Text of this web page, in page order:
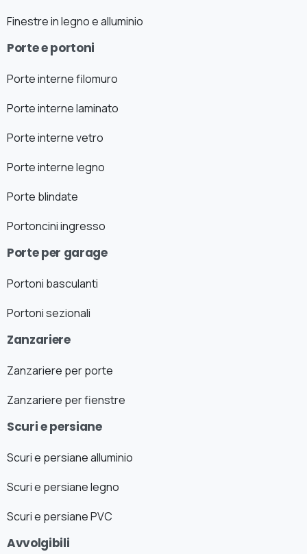
Finestre in legno e alluminio
Porte e portoni
Porte interne filomuro
Porte interne laminato
Porte interne vetro
Porte interne legno
Porte blindate
Portoncini ingresso
Porte per garage
Portoni basculanti
Portoni sezionali
Zanzariere
Zanzariere per porte
Zanzariere per fienstre
Scuri e persiane
Scuri e persiane alluminio
Scuri e persiane legno
Scuri e persiane PVC
Avvolgibili